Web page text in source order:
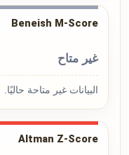
Beneish M-Score
غير متاح
البيانات غير متاحة حاليًا.
Altman Z-Score